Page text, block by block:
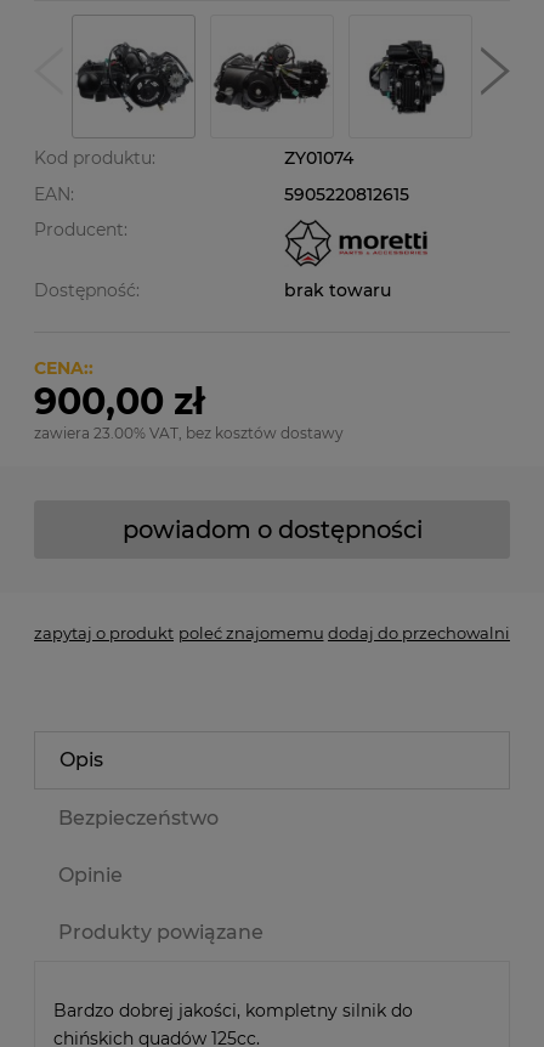
Kod produktu:
ZY01074
EAN:
5905220812615
Producent:
Dostępność: brak towaru
CENA::
900,00 zł
zawiera 23.00% VAT, bez kosztów dostawy
powiadom o dostępności
zapytaj o produkt poleć znajomemu dodaj do przechowalni
Opis
Bezpieczeństwo
Opinie
Produkty powiązane
Bardzo dobrej jakości, kompletny silnik do
chińskich quadów 125cc.